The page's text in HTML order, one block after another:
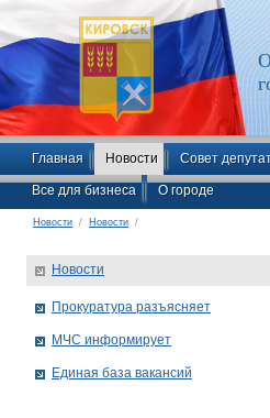
Главная Новости Совет
Все для бизнеса О городе
Новости / Новости /
Новости
Прокуратура разъясняет
МЧС информирует
Единая база вакансий